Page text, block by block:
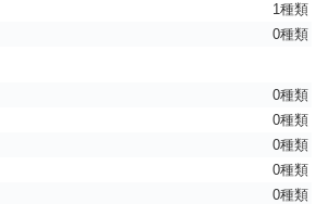
1種類
0種類
0種類
0種類
0種類
0種類
0種類